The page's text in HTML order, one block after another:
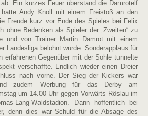
Ein kurzes Feuer überstand die Damrotelf
Andy Knoll mit einem Freistoß an den
Freude kurz vor Ende des Spieles bei Felix
ohne Bedenken als Spieler der „Zweiten“ zu
und von Trainer Martin Damrot mit einem
Landesliga belohnt wurde. Sonderapplaus für
erfahrenen Gegenüber mit der Sohle tunnelte
verschaffte. Endlich wieder einen Dreier
nach vorne. Der Sieg der Kickers war
zudem Werbung für das Derby am
um 14.00 Uhr gegen Vorwärts Röslau im
Lang-Waldstadion. Dann hoffentlich bei
denn dies war Schuld für die Absage des